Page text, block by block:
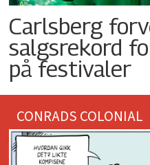
Carlsberg
salgsrekord
på festivaler
CONRADS COLONIAL